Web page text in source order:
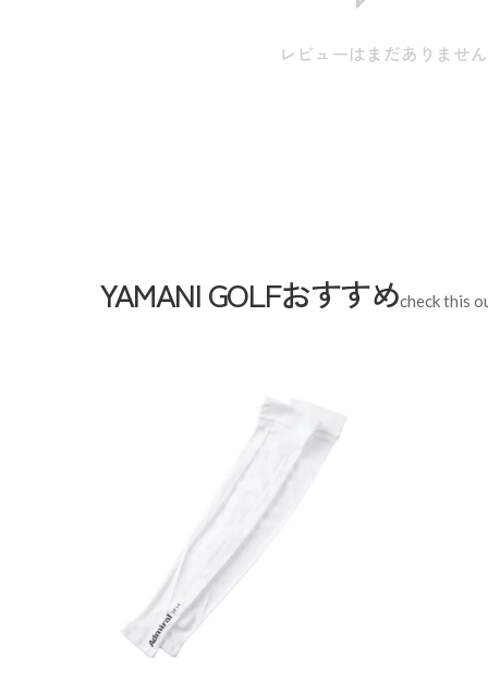
身丈:60.5cm / 肩幅:36.0cm / 身幅:48.0cm / 裾幅
身丈:62.5cm / 肩幅:37.0cm / 身幅:50.0cm / 裾幅
生産国
中国
レビューはまだありません
YAMANI GOLFおすすめcheck this